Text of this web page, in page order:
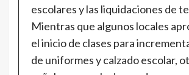
escolares y las liquidaciones de
Mientras que algunos locales
el inicio de clases para
de uniformes y calzado escolar,